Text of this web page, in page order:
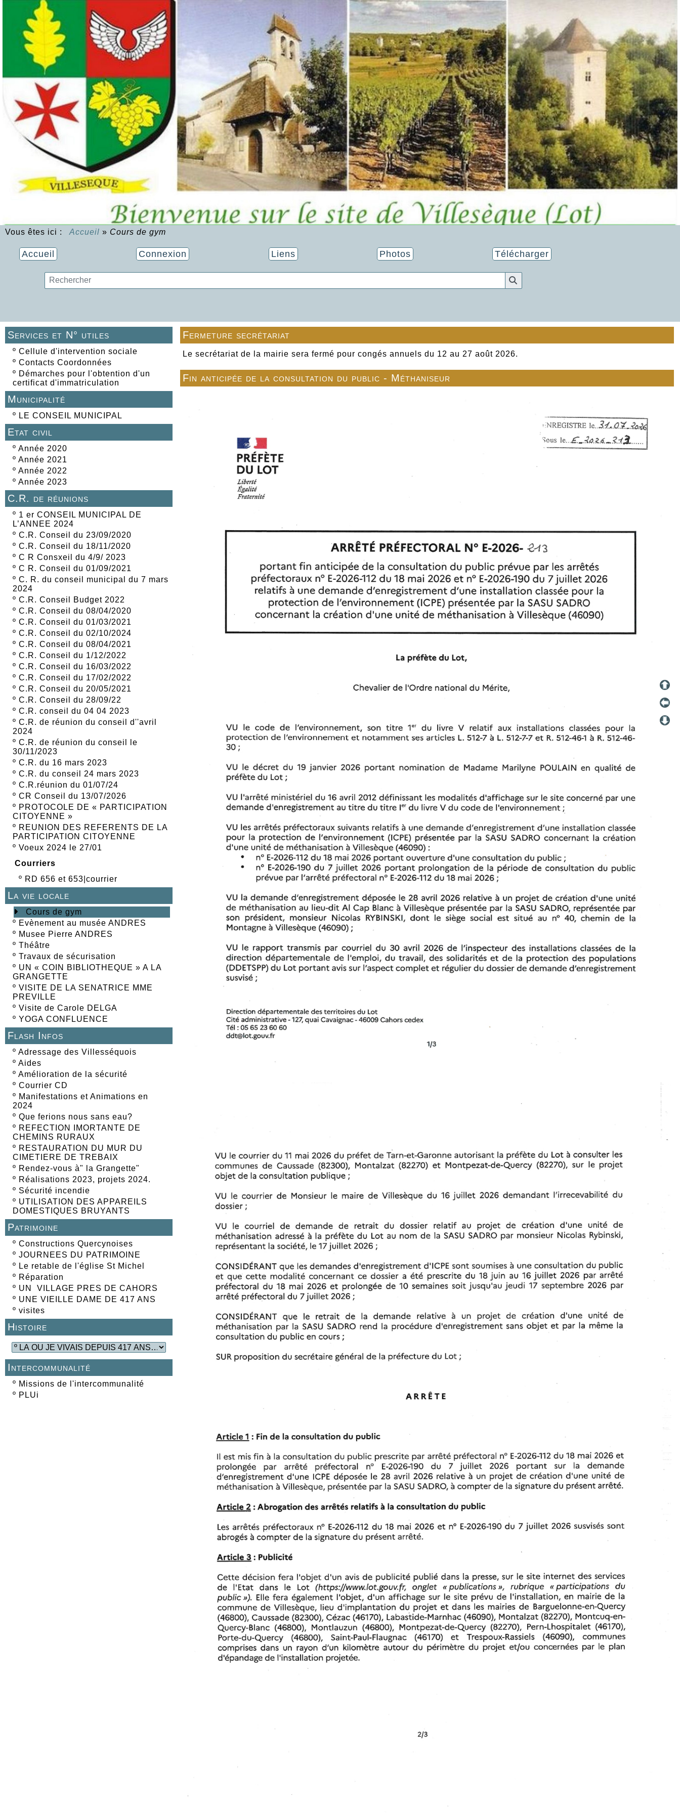
Vous êtes ici : Accueil » Cours de gym
Accueil Connexion Liens Photos Télécharger
Services et N° utiles
º Cellule d'intervention sociale
º Contacts Coordonnées
º Démarches pour l'obtention d'un
certificat d'immatriculation
Municipalité
º LE CONSEIL MUNICIPAL
Etat civil
º Année 2020
º Année 2021
º Année 2022
º Année 2023
C.R. de réunions
º 1 er CONSEIL MUNICIPAL DE
L’ANNEE 2024
º C.R. Conseil du 23/09/2020
º C.R. Conseil du 18/11/2020
º C R Consxeil du 4/9/ 2023
º C R. Conseil du 01/09/2021
º C. R. du conseil municipal du 7 mars
2024
º C.R. Conseil Budget 2022
º C.R. Conseil du 08/04/2020
º C.R. Conseil du 01/03/2021
º C.R. Conseil du 02/10/2024
º C.R. Conseil du 08/04/2021
º C.R. Conseil du 1/12/2022
º C.R. Conseil du 16/03/2022
º C.R. Conseil du 17/02/2022
º C.R. Conseil du 20/05/2021
º C.R. Conseil du 28/09/22
º C.R. conseil du 04 04 2023
º C.R. de réunion du conseil d''avril
2024
º C.R. de réunion du conseil le
30/11/2023
º C.R. du 16 mars 2023
º C.R. du conseil 24 mars 2023
º C.R.réunion du 01/07/24
º CR Conseil du 13/07/2026
º PROTOCOLE DE « PARTICIPATION
CITOYENNE »
º REUNION DES REFERENTS DE LA
PARTICIPATION CITOYENNE
º Voeux 2024 le 27/01
Courriers
º RD 656 et 653|courrier
La vie locale
Cours de gym
º Evènement au musée ANDRES
º Musee Pierre ANDRES
º Théâtre
º Travaux de sécurisation
º UN « COIN BIBLIOTHEQUE » A LA
GRANGETTE
º VISITE DE LA SENATRICE MME
PREVILLE
º Visite de Carole DELGA
º YOGA CONFLUENCE
Flash Infos
º Adressage des Villesséquois
º Aides
º Amélioration de la sécurité
º Courrier CD
º Manifestations et Animations en
2024
º Que ferions nous sans eau?
º REFECTION IMORTANTE DE
CHEMINS RURAUX
º RESTAURATION DU MUR DU
CIMETIERE DE TREBAIX
º Rendez-vous à" la Grangette"
º Réalisations 2023, projets 2024.
º Sécurité incendie
º UTILISATION DES APPAREILS
DOMESTIQUES BRUYANTS
Patrimoine
º Constructions Quercynoises
º JOURNEES DU PATRIMOINE
º Le retable de l'église St Michel
º Réparation
º UN VILLAGE PRES DE CAHORS
º UNE VIEILLE DAME DE 417 ANS
º visites
Histoire
Intercommunalité
º Missions de l'intercommunalité
º PLUi
Fermeture secrétariat
Le secrétariat de la mairie sera fermé pour congés annuels du 12 au 27 août 2026.
Fin anticipée de la consultation du public - Méthaniseur